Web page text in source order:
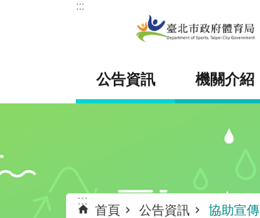
跳到主要內容區塊
:::
公告資訊 機關介紹
:::
首頁 公告資訊 協助宣傳